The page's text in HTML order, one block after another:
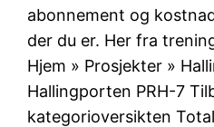
abonnement og
der du er. Her fra
Hjem » Prosjekter »
Hallingporten PRH-7
kategorioversikten